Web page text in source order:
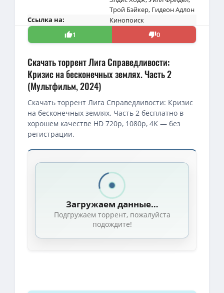
Трой Бэйкер, Гидеон Адлон
Ссылка на:
Кинопоиск
1
0
Скачать торрент Лига Справедливости:
Кризис на бесконечных землях. Часть 2
(Мультфильм, 2024)
Скачать торрент Лига Справедливости: Кризис
на бесконечных землях. Часть 2 бесплатно в
хорошем качестве HD 720p, 1080p, 4K — без
регистрации.
Скачать торрент — Лига Справедливости: Кризис на
1080p — Лига Справедливости: Кризис на Бесконечных
1080p — Лига Справедливости: Кризис на бесконечных
BDRip — Лига Справедливости: Кризис на бесконечных
BDRip — Лига Справедливости: Кризис на бесконечных
BDRip — Лига Справедливости: Кризис на бесконечных
Загружаем данные…
Подгружаем торрент, пожалуйста
подождите!